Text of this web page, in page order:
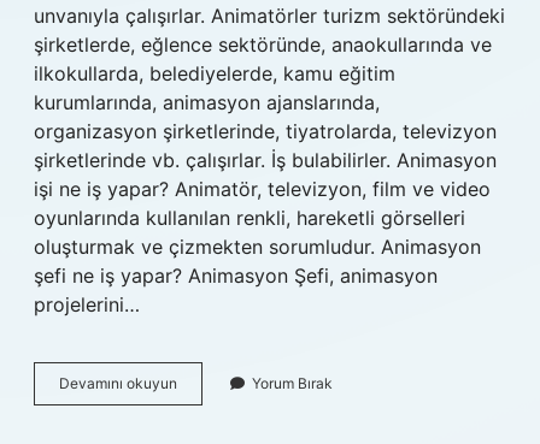
unvanıyla çalışırlar. Animatörler turizm sektöründeki
şirketlerde, eğlence sektöründe, anaokullarında ve
ilkokullarda, belediyelerde, kamu eğitim
kurumlarında, animasyon ajanslarında,
organizasyon şirketlerinde, tiyatrolarda, televizyon
şirketlerinde vb. çalışırlar. İş bulabilirler. Animasyon
işi ne iş yapar? Animatör, televizyon, film ve video
oyunlarında kullanılan renkli, hareketli görselleri
oluşturmak ve çizmekten sorumludur. Animasyon
şefi ne iş yapar? Animasyon Şefi, animasyon
projelerini…
Devamını okuyun Animasyon
Otel
Yorum Bırak